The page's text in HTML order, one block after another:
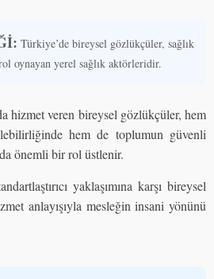
Türkiye’de bireysel gözlükçüler, sağlık
oynayan yerel sağlık aktörleridir.
hizmet veren bireysel gözlükçüler, hem
hem de toplumun güvenli
önemli bir rol üstlenir.
yaklaşımına karşı bireysel
anlayışıyla mesleğin insani yönünü